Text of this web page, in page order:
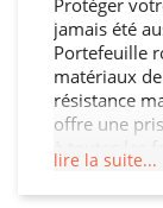
jamais été
Portefeuille
matériaux
résistance
offre une
à toutes les
design fin et
Moto G67 /
lire la suite...